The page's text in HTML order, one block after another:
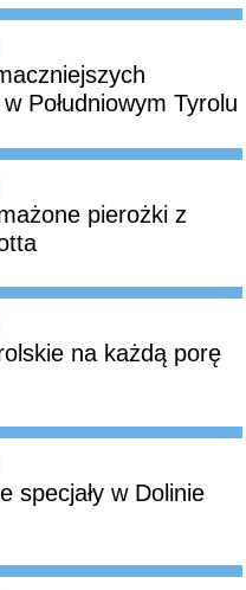
Południowym Tyrolu
pierożki z
na każdą porę
specjały w Dolinie